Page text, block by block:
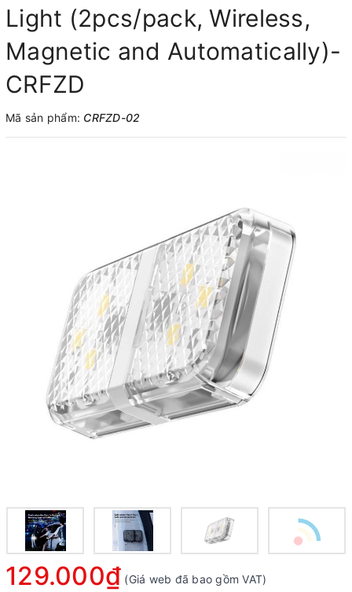
Light (2pcs/pack, Wireless,
Magnetic and Automatically)-
CRFZD
Mã sản phẩm: CRFZD-02
129.000₫ (Giá web đã bao gồm VAT)